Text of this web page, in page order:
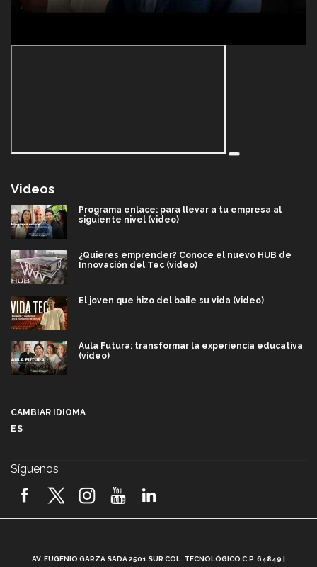
Videos
Programa enlace: para llevar a tu empresa al
siguiente nivel (video)
¿Quieres emprender? Conoce el nuevo HUB de
Innovación del Tec (video)
El joven que hizo del baile su vida (video)
Aula Futura: transformar la experiencia educativa
(video)
2026! (video)
CAMBIAR IDIOMA
ES
Síguenos
AV. EUGENIO GARZA SADA 2501 SUR COL. TECNOLÓGICO C.P. 64849 |